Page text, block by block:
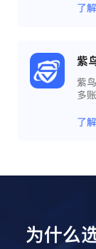
了
紫
紫
多
了
为什么